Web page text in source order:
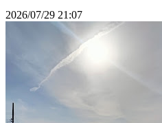
2026/07/29 21:07